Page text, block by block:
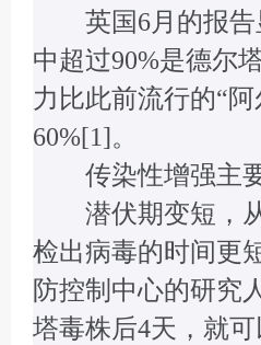
英国6月的报告
中超过90%是德尔
力比此前流行的“
60%[1]。
传染性增强主要
潜伏期变短，从
检出病毒的时间更
防控制中心的研究
塔毒株后4天，就可